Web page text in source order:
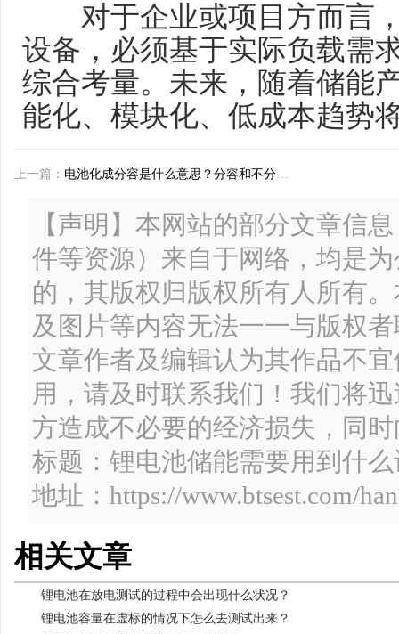
对于企业或项目方而言，
设备，必须基于实际负载需
综合考量。未来，随着储能
能化、模块化、低成本趋势
上一篇： 电池化成分容是什么意思？分容和不分容有区别吗？
【声明】本网站的部分文章信
件等资源）来自于网络，均是
的，其版权归版权所有人所有
及图片等内容无法一一与版权
文章作者及编辑认为其作品不
用，请及时联系我们！我们将
方造成不必要的经济损失，同
标题：锂电池储能需要用到什
地址：https://www.btsest.com/
相关文章
锂电池在放电测试的过程中会出现什么状况？
锂电池容量在虚标的情况下怎么去测试出来？